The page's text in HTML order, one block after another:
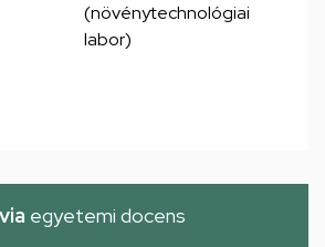
(növénytechnológiai
labor)
egyetemi docens